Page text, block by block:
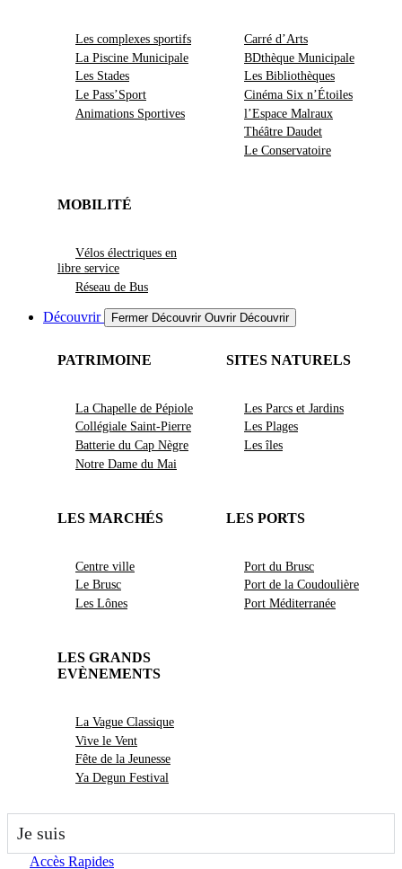
Les complexes sportifs
La Piscine Municipale
Les Stades
Le Pass’Sport
Animations Sportives
Carré d’Arts
BDthèque Municipale
Les Bibliothèques
Cinéma Six n’Étoiles
l’Espace Malraux
Théâtre Daudet
Le Conservatoire
MOBILITÉ
Vélos électriques en
libre service
Réseau de Bus
Découvrir Fermer Découvrir Ouvrir Découvrir
PATRIMOINE
La Chapelle de Pépiole
Collégiale Saint-Pierre
Batterie du Cap Nègre
Notre Dame du Mai
SITES NATURELS
Les Parcs et Jardins
Les Plages
Les îles
LES MARCHÉS
Centre ville
Le Brusc
Les Lônes
LES PORTS
Port du Brusc
Port de la Coudoulière
Port Méditerranée
LES GRANDS
EVÈNEMENTS
La Vague Classique
Vive le Vent
Fête de la Jeunesse
Ya Degun Festival
Je suis
Accès Rapides